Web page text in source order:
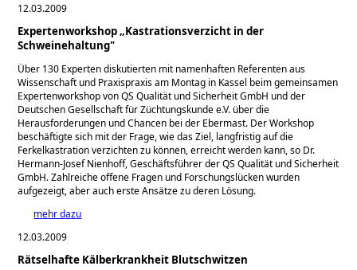
12.03.2009
Expertenworkshop „Kastrationsverzicht in der
Schweinehaltung"
Über 130 Experten diskutierten mit namenhaften Referenten aus
Wissenschaft und Praxispraxis am Montag in Kassel beim gemeinsamen
Expertenworkshop von QS Qualität und Sicherheit GmbH und der
Deutschen Gesellschaft für Züchtungskunde e.V. über die
Herausforderungen und Chancen bei der Ebermast. Der Workshop
beschäftigte sich mit der Frage, wie das Ziel, langfristig auf die
Ferkelkastration verzichten zu können, erreicht werden kann, so Dr.
Hermann-Josef Nienhoff, Geschäftsführer der QS Qualität und Sicherheit
GmbH. Zahlreiche offene Fragen und Forschungslücken wurden
aufgezeigt, aber auch erste Ansätze zu deren Lösung.
mehr dazu
12.03.2009
Rätselhafte Kälberkrankheit Blutschwitzen